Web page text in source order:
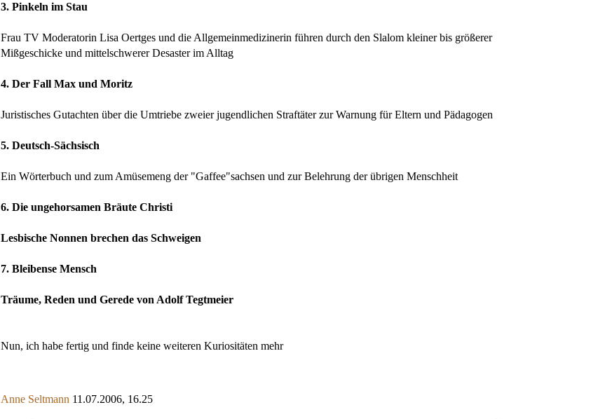
3. Pinkeln im Stau
Frau TV Moderatorin Lisa Oertges und die Allgemeinmedizinerin führen durch den Slalom kleiner bis größerer
Mißgeschicke und mittelschwerer Desaster im Alltag
4. Der Fall Max und Moritz
Juristisches Gutachten über die Umtriebe zweier jugendlichen Straftäter zur Warnung für Eltern und Pädagogen
5. Deutsch-Sächsisch
Ein Wörterbuch und zum Amüsemeng der "Gaffee"sachsen und zur Belehrung der übrigen Menschheit
6. Die ungehorsamen Bräute Christi
Lesbische Nonnen brechen das Schweigen
7. Bleibense Mensch
Träume, Reden und Gerede von Adolf Tegtmeier
Nun, ich habe fertig und finde keine weiteren Kuriositäten mehr
Anne Seltmann 11.07.2006, 16.25